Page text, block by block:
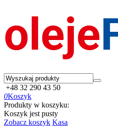
+48 32 290 43 50
0Koszyk
Produkty w koszyku:
Koszyk jest pusty
Zobacz koszyk Kasa